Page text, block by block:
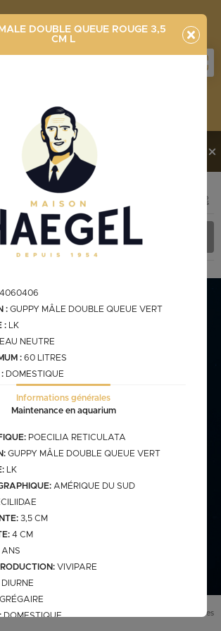
DOUBLE QUEUE ROUGE 3,5
CM L
4060406
: GUPPY MÂLE DOUBLE QUEUE VERT
: LK
EAU NEUTRE
: 60 LITRES
DOMESTIQUE
Informations générales
Maintenance en aquarium
POECILIA RETICULATA
GUPPY MÂLE DOUBLE QUEUE VERT
LK
AMÉRIQUE DU SUD
3,5 CM
4 CM
ANS
VIVIPARE
DIURNE
GRÉGAIRE
DOMESTIQUE
Stocklist
en découvrir davantage ?
nous !
LES POISSONS/ FRANCO
gamme verte
carpe koi sur photo (a
retrouver sur le site
web)
discus elv asiatique
PHOTO
+ INFOS
DOUBLE QUEUE ROUGE 3,5 cm L
(CGV) Mentions légales